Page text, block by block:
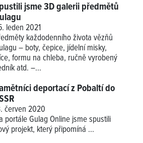
jsme 3D galerii předmětů
leden 2021
každodenního života vězňů
– boty, čepice, jídelní misky,
formu na chleba, ručně vyrobený
atd. –...
deportací z Pobaltí do
červen 2020
portále Gulag Online jsme spustili
projekt, který připomíná ...